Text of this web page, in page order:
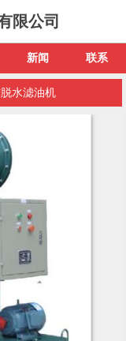
限公司
新闻 联系
水滤油机